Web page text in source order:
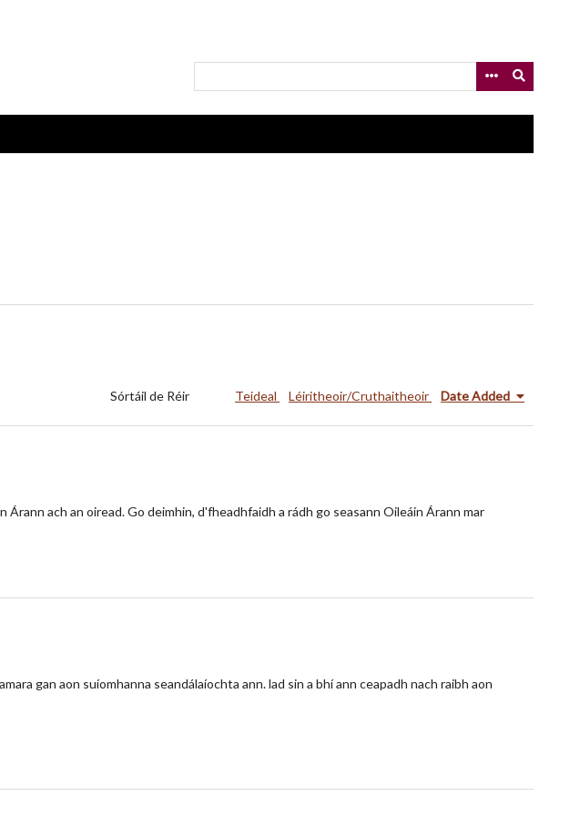
Sórtáil de Réir Teideal Léiritheoir/Cruthaitheoir Date Added
ach an oiread. Go deimhin, d'fheadhfaidh a rádh go seasann Oileáin Árann mar
gan aon suíomhanna seandálaíochta ann. lad sin a bhí ann ceapadh nach raibh aon